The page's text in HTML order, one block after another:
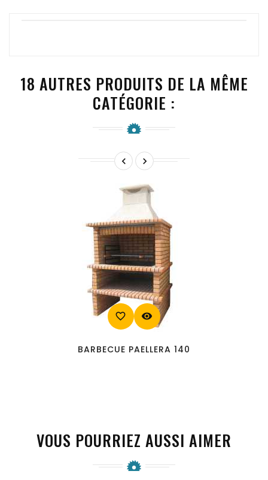
18 AUTRES PRODUITS DE LA MÊME
CATÉGORIE :
 
favorite_border visibility
BARBECUE PAELLERA 140
VOUS POURRIEZ AUSSI AIMER